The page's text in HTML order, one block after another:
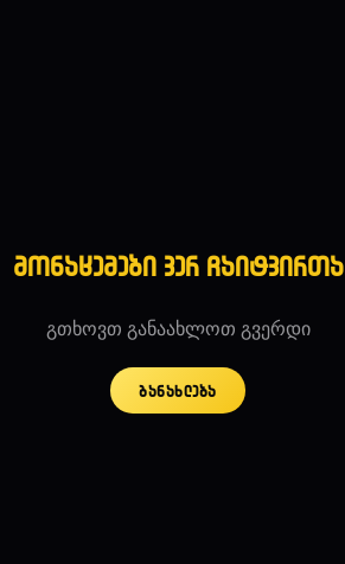
მონაცემები ვერ ჩაიტვირთა
გთხოვთ განაახლოთ გვერდი
განახლება